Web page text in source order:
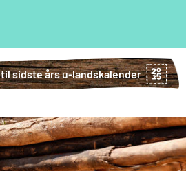
til sidste års u-landskalender